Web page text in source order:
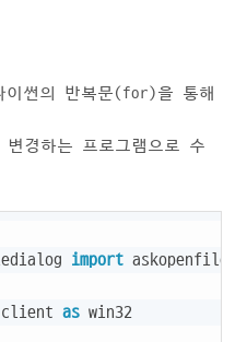
이썬의 반복문(for)을 통해
경하는 프로그램으로 수
import
client as win32